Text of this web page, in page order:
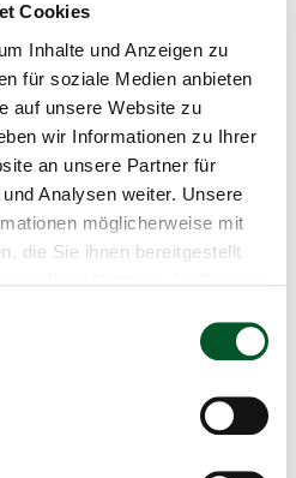
Cookies
Inhalte und Anzeigen zu
für soziale Medien anbieten
auf unsere Website zu
wir Informationen zu Ihrer
an unsere Partner für
Analysen weiter. Unsere
möglicherweise mit
die Sie ihnen bereitgestellt
Management – Wege,
Klimaschutz in
(KEI)